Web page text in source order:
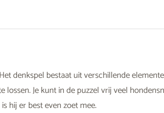
denkspel bestaat uit verschillende
Je kunt in de puzzel vrij veel
hij er best even zoet mee.